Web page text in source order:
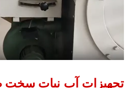
تجهیزات آب نبات سخت